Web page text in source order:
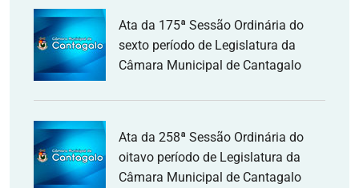
Ata da 175ª Sessão Ordinária do
sexto período de Legislatura da
Câmara Municipal de Cantagalo
Ata da 258ª Sessão Ordinária do
oitavo período de Legislatura da
Câmara Municipal de Cantagalo